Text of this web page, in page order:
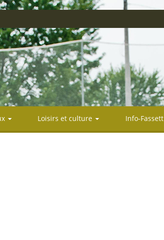
Loisirs et culture Info-Fassett